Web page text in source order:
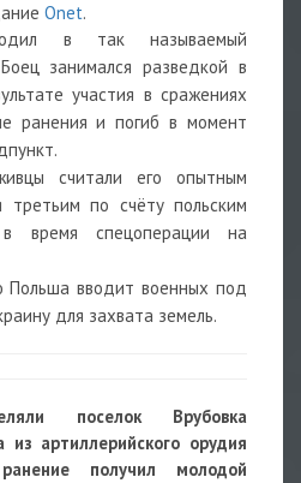
Onet.
в так называемый
занимался разведкой в
участия в сражениях
ранения и погиб в момент
считали его опытным
третьим по счёту польским
время спецоперации на
Польша вводит военных под
для захвата земель.
поселок Врубовка
из артиллерийского орудия
получил молодой